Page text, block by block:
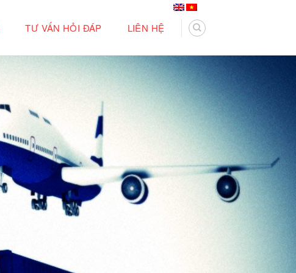
TƯ VẤN HỎI ĐÁP LIÊN HỆ